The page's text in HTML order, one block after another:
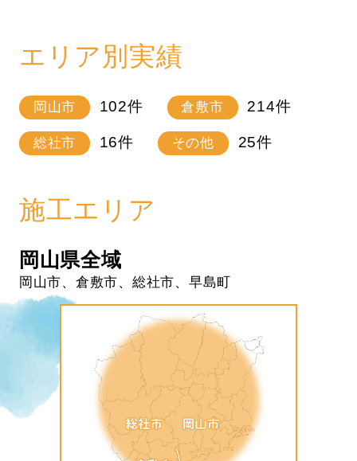
エリア別実績
岡山市 102件 倉敷市 214件
総社市 16件 その他 25件
施工エリア
岡山県全域
岡山市、倉敷市、総社市、早島町